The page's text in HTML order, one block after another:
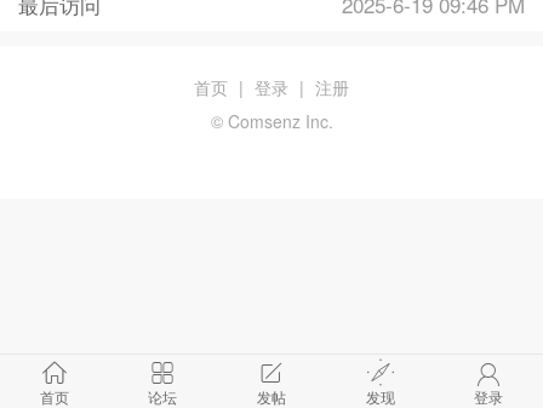
首页 论坛 发帖 发现 登录
首页 | 登录 | 注册
© Comsenz Inc.